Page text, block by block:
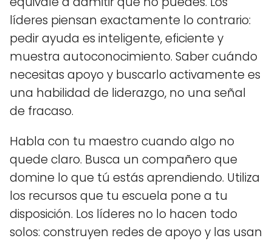
líderes piensan exactamente lo contrario:
pedir ayuda es inteligente, eficiente y
muestra autoconocimiento. Saber cuándo
necesitas apoyo y buscarlo activamente es
una habilidad de liderazgo, no una señal
de fracaso.
Habla con tu maestro cuando algo no
quede claro. Busca un compañero que
domine lo que tú estás aprendiendo. Utiliza
los recursos que tu escuela pone a tu
disposición. Los líderes no lo hacen todo
solos: construyen redes de apoyo y las usan